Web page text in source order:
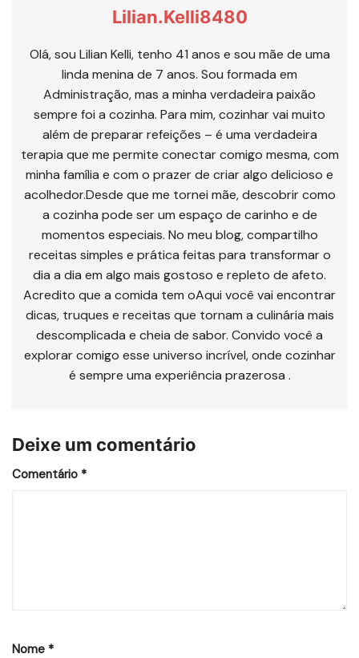
Lilian.kelli8480
Olá, sou Lilian Kelli, tenho 41 anos e sou mãe de uma
linda menina de 7 anos. Sou formada em
Administração, mas a minha verdadeira paixão
sempre foi a cozinha. Para mim, cozinhar vai muito
além de preparar refeições – é uma verdadeira
terapia que me permite conectar comigo mesma, com
minha família e com o prazer de criar algo delicioso e
acolhedor.Desde que me tornei mãe, descobrir como
a cozinha pode ser um espaço de carinho e de
momentos especiais. No meu blog, compartilho
receitas simples e prática feitas para transformar o
dia a dia em algo mais gostoso e repleto de afeto.
Acredito que a comida tem oAqui você vai encontrar
dicas, truques e receitas que tornam a culinária mais
descomplicada e cheia de sabor. Convido você a
explorar comigo esse universo incrível, onde cozinhar
é sempre uma experiência prazerosa .
Deixe um comentário
Comentário *
Nome *